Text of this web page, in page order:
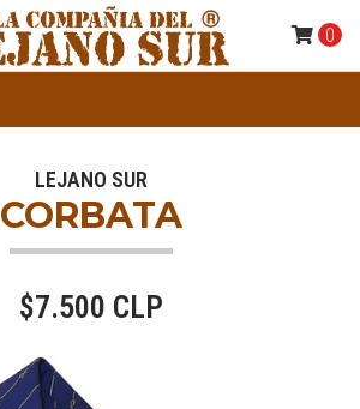
0
LEJANO SUR
CORBATA
$7.500 CLP